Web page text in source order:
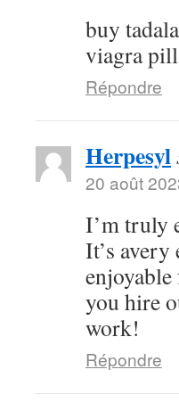
buy
viagra
Répondre
Herpesyl
20 août
I’m truly
It’s
you hire
work!
Répondre